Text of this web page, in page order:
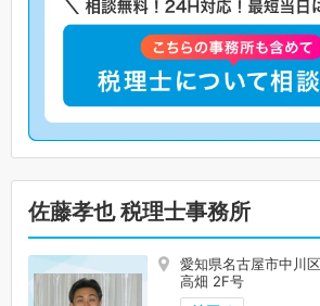
佐藤孝也 税理士事務所
愛知県名古屋市中川
高畑 2F号